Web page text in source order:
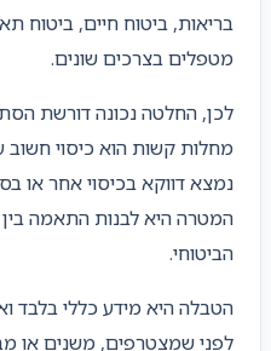
בריאות, ביטוח חיים, ביטוח
מטפלים בצרכים שונים.
לכן, החלטה נכונה דורשת
מחלות קשות הוא כיסוי חשוב
נמצא דווקא בכיסוי אחר או
המטרה היא לבנות התאמה בין
הביטוחי.
הטבלה היא מידע כללי בלבד
לפני שמצטרפים, משנים או